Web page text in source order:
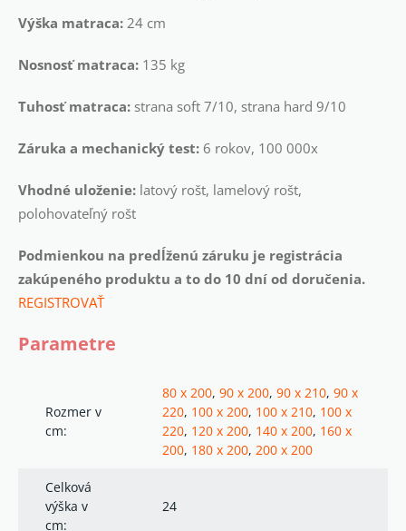
Výška matraca: 24 cm
Nosnosť matraca: 135 kg
Tuhosť matraca: strana soft 7/10, strana hard 9/10
Záruka a mechanický test: 6 rokov, 100 000x
Vhodné uloženie: latový rošt, lamelový rošt,
polohovateľný rošt
Podmienkou na predĺženú záruku je registrácia
zakúpeného produktu a to do 10 dní od doručenia.
REGISTROVAŤ
Parametre
Rozmer v
cm:
80 x 200, 90 x 200, 90 x 210, 90 x
220, 100 x 200, 100 x 210, 100 x
220, 120 x 200, 140 x 200, 160 x
200, 180 x 200, 200 x 200
Celková
výška v
cm:
24